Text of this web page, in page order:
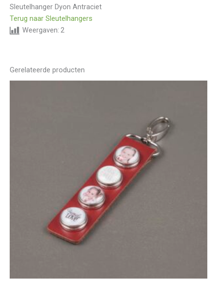
Sleutelhanger Dyon Antraciet
Terug naar Sleutelhangers
Weergaven: 2
Gerelateerde producten